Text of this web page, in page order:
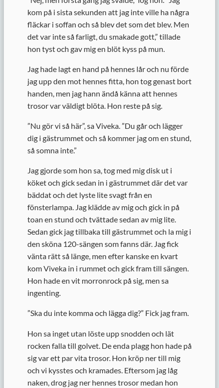
kom på i sista sekunden att jag inte ville ha några
fläckar i soffan och så blev det som det blev. Men
det var inte så farligt, du smakade gott,” tillade
hon tyst och gav mig en blöt kyss på mun.
Jag hade lagt en hand på hennes lår och nu förde
jag upp den mot hennes fitta, hon tog genast bort
handen, men jag hann ändå känna att hennes
trosor var väldigt blöta. Hon reste på sig.
”Nu gör vi så här”, sa Viveka. ”Du går och lägger
dig i gästrummet och så kommer jag om en stund,
så somna inte.”
Jag gjorde som hon sa, tog med mig disk ut i
köket och gick sedan in i gästrummet där det var
bäddat och det lyste lite svagt från en
fönsterlampa. Jag klädde av mig och gick in på
toan en stund och tvättade sedan av mig lite.
Sedan gick jag tillbaka till gästrummet och la mig i
den sköna 120-sängen som fanns där. Jag fick
vänta rätt så länge, men efter kanske en kvart
kom Viveka in i rummet och gick fram till sängen.
Hon hade en vit morronrock på sig, men sa
ingenting.
”Ska du inte komma och lägga dig?” Fick jag fram.
Hon sa inget utan löste upp snodden och lät
rocken falla till golvet. De enda plagg hon hade på
sig var ett par vita trosor. Hon kröp ner till mig
och vi kysstes och kramades. Eftersom jag låg
naken, drog jag ner hennes trosor medan hon